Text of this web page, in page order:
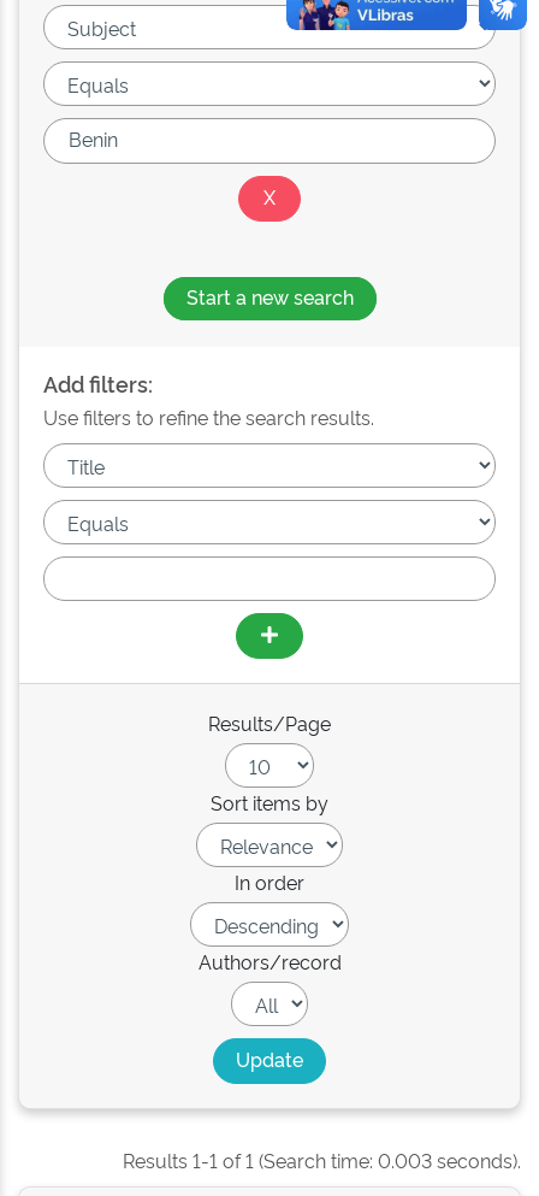
Start a new search
Add filters:
Use filters to refine the search results.
Results/Page
Sort items by
In order
Authors/record
Results 1-1 of 1 (Search time: 0.003 seconds).